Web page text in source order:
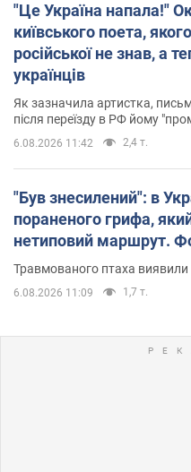
"Це Україна напала!"
київського поета,
російської не знав, а
українців
Як зазначила артистка,
після переїзду в РФ йому
6.08.2026 11:42 2,4 т.
"Був знесилений": в
пораненого грифа,
нетиповий маршрут.
Травмованого птаха
6.08.2026 11:09 1,7 т.